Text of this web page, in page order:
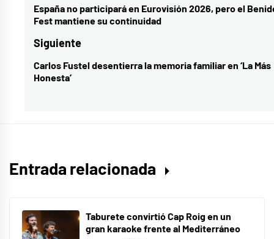
de
Entrada
anterior:
España no participará en Eurovisión 2026, pero el
Fest mantiene su continuidad
Siguiente
Entrada
siguiente:
Carlos Fustel desentierra la memoria familiar en ‘La Más
Honesta’
Entrada relacionada
Taburete convirtió Cap Roig en un
gran karaoke frente al Mediterráneo